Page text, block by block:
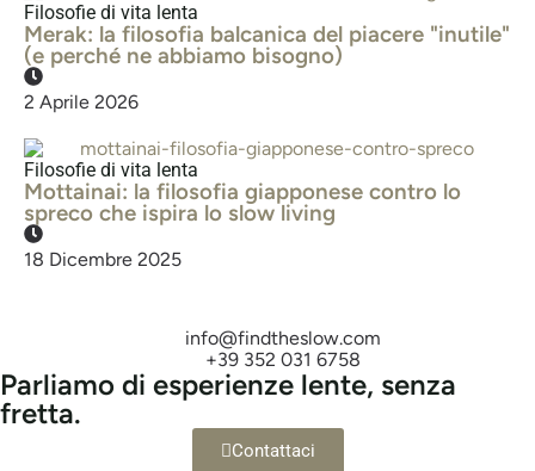
Filosofie di vita lenta
Merak: la filosofia balcanica del piacere "inutile"
(e perché ne abbiamo bisogno)
2 Aprile 2026
Filosofie di vita lenta
Mottainai: la filosofia giapponese contro lo
spreco che ispira lo slow living
18 Dicembre 2025
info@findtheslow.com
+39 352 031 6758
Parliamo di esperienze lente, senza
fretta.
Contattaci